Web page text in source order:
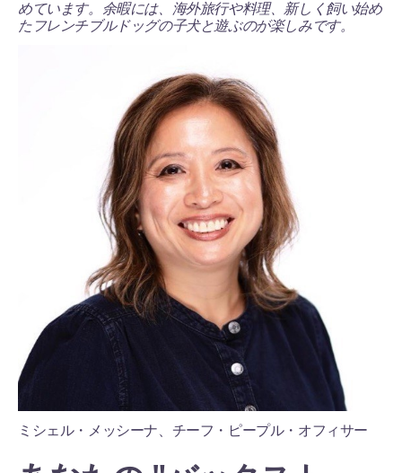
めています。余暇には、海外旅行や料理、新しく飼い始め
たフレンチブルドッグの子犬と遊ぶのが楽しみです。
ミシェル・メッシーナ、チーフ・ピープル・オフィサー